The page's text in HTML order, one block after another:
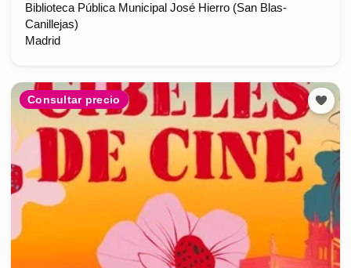
Biblioteca Pública Municipal José Hierro (San Blas-
Canillejas)
Madrid
Consultar precio